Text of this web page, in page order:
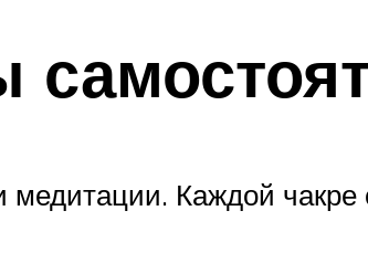
Каждой чакре